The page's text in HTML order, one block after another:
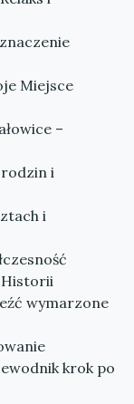
Miejsce
–
rodzin i
i
Historii
wymarzone
krok po